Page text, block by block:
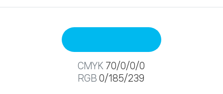
CMYK 70/0/0/0
RGB 0/185/239